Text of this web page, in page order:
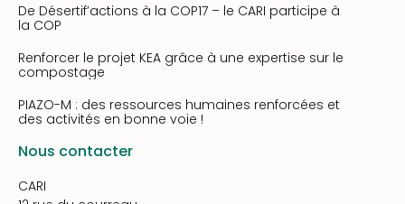
De Désertif’actions à la COP17 – le CARI participe à
la COP
Renforcer le projet KEA grâce à une expertise sur le
compostage
PIAZO-M : des ressources humaines renforcées et
des activités en bonne voie !
Nous contacter
CARI